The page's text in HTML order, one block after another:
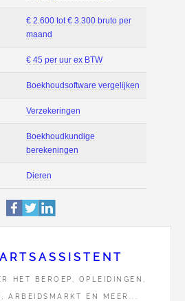
Prijsopgave
€ 2.600 tot € 3.300
maand
Boekhoudkundige
HET BEROEP, OPLEIDINGEN,
ARBEIDSMARKT EN MEER...